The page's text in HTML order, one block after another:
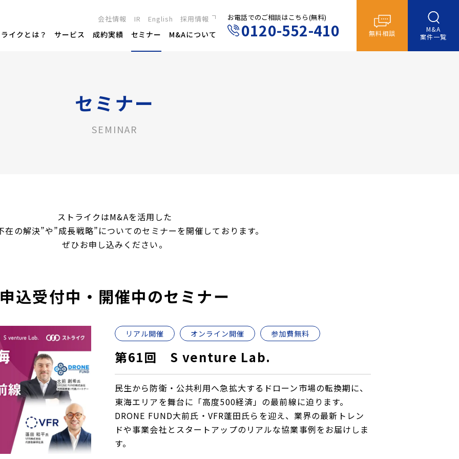
会社情報 IR English 採用情報
新卒採用
キャリア採用
イクとは？ サービス 成約実績 セミナー M&Aについて
お電話でのご相談はこちら(無料)
0120-552-410 無料相談
M&A
案件一覧
セミナー
SEMINAR
ストライクはM&Aを活用した
在の解決”や”成長戦略”についてのセミナーを開催しております。
ぜひお申し込みください。
申込受付中・開催中のセミナー
リアル開催 オンライン開催 参加費無料
第61回 S venture Lab.
民生から防衛・公共利用へ急拡大するドローン市場の転換期に、
東海エリアを舞台に「高度500経済」の最前線に迫ります。
DRONE FUND大前氏・VFR蓬田氏らを迎え、業界の最新トレン
ドや事業会社とスタートアップのリアルな協業事例をお届けしま
す。